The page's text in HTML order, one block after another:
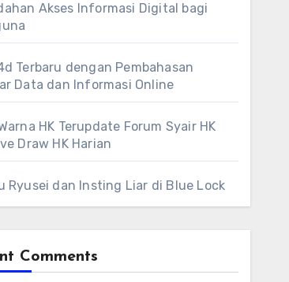
Akses Informasi Digital bagi
Terbaru dengan Pembahasan
Data dan Informasi Online
HK Terupdate Forum Syair HK
Draw HK Harian
Ryusei dan Insting Liar di Blue Lock
Comments